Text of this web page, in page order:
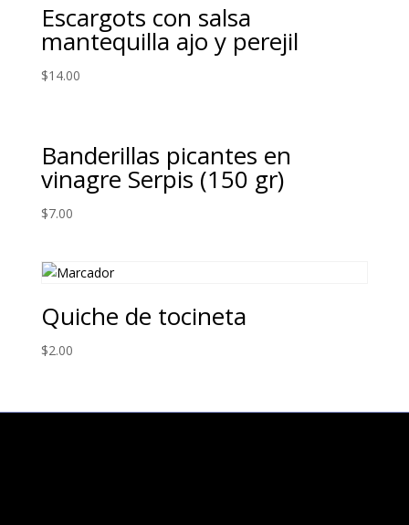
Escargots con salsa
mantequilla ajo y perejil
$14.00
Banderillas picantes en
vinagre Serpis (150 gr)
$7.00
Quiche de tocineta
$2.00